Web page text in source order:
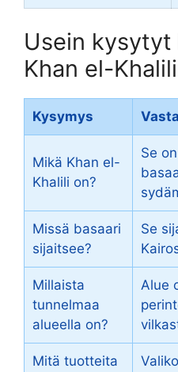
Usein
Khan el-Khalili
Kysymys
Mikä Khan el-
Khalili on?
Se
Missä basaari
sijaitsee?
Se
Millaista
tunnelmaa
alueella on?
Alue
Mitä tuotteita